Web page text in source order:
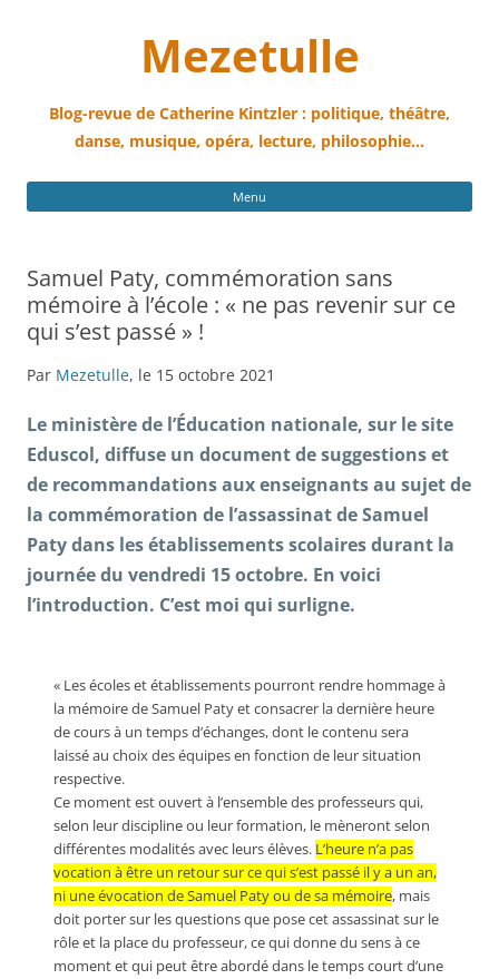
Mezetulle
Blog-revue de Catherine Kintzler : politique, théâtre,
danse, musique, opéra, lecture, philosophie…
Menu
Samuel Paty, commémoration sans
mémoire à l’école : « ne pas revenir sur ce
qui s’est passé » !
Par Mezetulle, le 15 octobre 2021
Le ministère de l’Éducation nationale, sur le site
Eduscol, diffuse un document desuggestionset
de recommandations aux enseignantsau sujetde
la commémoration de l’assassinat de Samuel
Patydans les établissements scolaires durant la
journée du vendredi 15 octobre. En voici
l’introduction. C’est moi qui surligne.
« Les écoles et établissements pourront rendre hommage à
la mémoire de Samuel Paty et consacrer la dernière heure
de cours à un temps d’échanges, dont le contenu sera
laissé au choix des équipes en fonction de leur situation
respective.
Ce moment est ouvert à l’ensemble des professeurs qui,
selon leur discipline ou leur formation, le mèneront selon
différentes modalités avec leurs élèves. L’heure n’a pas
vocation à être un retour sur ce qui s’est passé il y a un an,
ni une évocation de Samuel Paty ou de sa mémoire, mais
doit porter sur les questions que pose cet assassinat sur le
rôle et la place du professeur, ce qui donne du sens à ce
moment et qui peut être abordé dans le temps court d’une